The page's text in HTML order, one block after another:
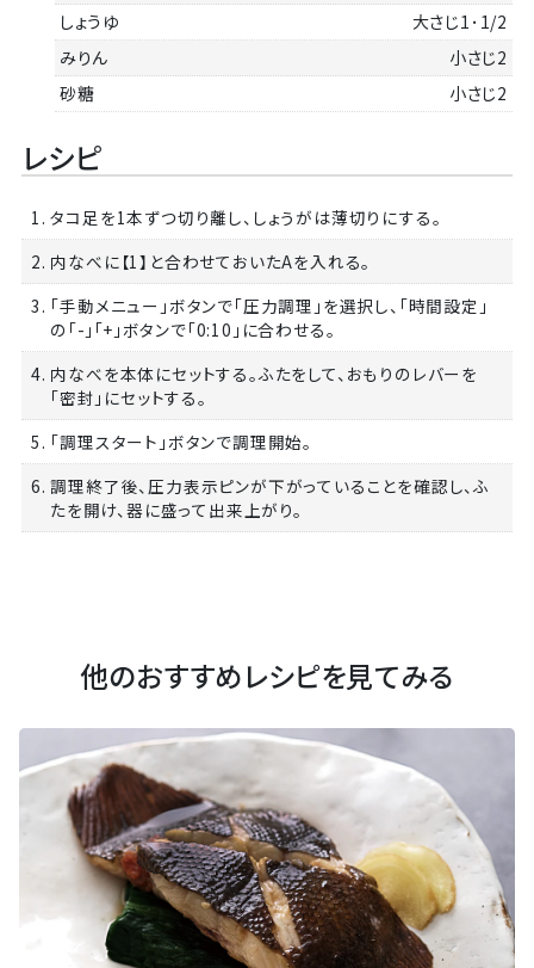
しょうゆ
大さじ1･1/2
みりん
小さじ2
砂糖
小さじ2
レシピ
1. タコ足を1本ずつ切り離し、しょうがは薄切りにする。
2. 内なべに【1】と合わせておいたAを入れる。
3. 「手動メニュー」ボタンで「圧力調理」を選択し、「時間設定」
の「-」「+」ボタンで「0:10」に合わせる。
4. 内なべを本体にセットする。ふたをして、おもりのレバーを
「密封」にセットする。
5. 「調理スタート」ボタンで調理開始。
6. 調理終了後、圧力表示ピンが下がっていることを確認し、ふ
たを開け、器に盛って出来上がり。
他のおすすめレシピを見てみる